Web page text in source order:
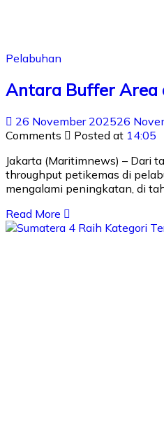
Pelabuhan
Antara Buffer Area
26 November 202526
Comments
Posted at 14:05
Jakarta (Maritimnews) – Dari
throughput petikemas di
mengalami peningkatan, di
Read More